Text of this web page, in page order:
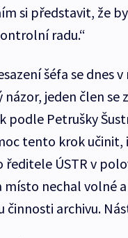
si představit, že
radu.“
šéfa se dnes
názor, jeden člen
podle Petrušky
tento krok učinit,
ředitele ÚSTR v
místo nechal volné
činnosti archivu.